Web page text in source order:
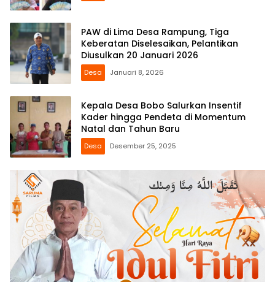
PAW di Lima Desa Rampung, Tiga
Keberatan Diselesaikan, Pelantikan
Diusulkan 20 Januari 2026
Desa Januari 8, 2026
Kepala Desa Bobo Salurkan Insentif
Kader hingga Pendeta di Momentum
Natal dan Tahun Baru
Desa Desember 25, 2025